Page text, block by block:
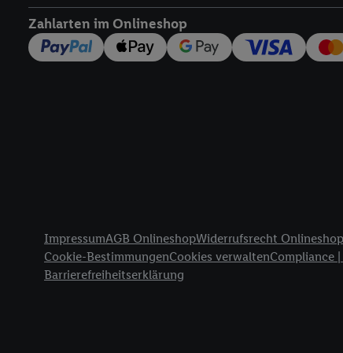
Zahlarten im Onlineshop
ImpressumAGB OnlineshopWiderrufsrecht Onlineshop
Cookie-BestimmungenCookies verwaltenCompliance
Barrierefreiheitserklärung
widerrufen -
die Lidl-Dienste)
Durch einen Klick auf
„Zustimmen“
jederzeit mit
Gewährleistung der
Verknüpfung
Messung des
Zugriff auf